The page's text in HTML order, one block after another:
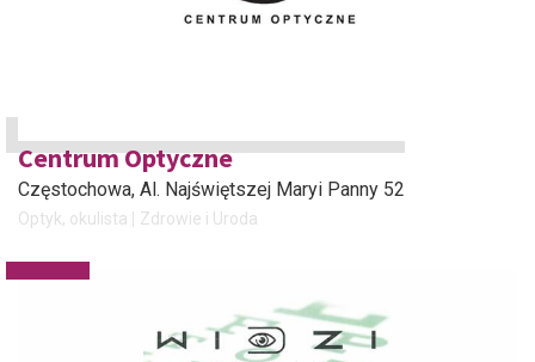
Centrum Optyczne
Częstochowa, Al. Najświętszej Maryi Panny 52
Optyk, okulista Zdrowie i Uroda